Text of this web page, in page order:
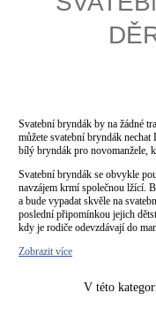
Svatební bryndák by na žádné
můžete svatební bryndák
bílý bryndák pro novomanžele,
Svatební bryndák se obvykle
navzájem krmí společnou lžící.
a bude vypadat skvěle na
poslední připomínkou jejich
kdy je rodiče odevzdávají do
Zobrazit více
V této